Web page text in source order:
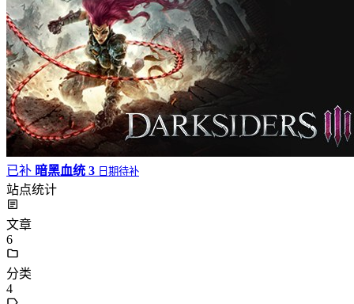
已补 暗黑血统 3 日期待补
站点统计
文章
6
分类
4